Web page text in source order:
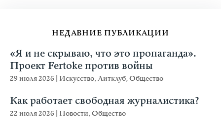
НЕДАВНИЕ ПУБЛИКАЦИИ
«Я и не скрываю, что это пропаганда».
Проект Fertoke против войны
29 июля 2026 Искусство,Литклуб,Общество
Как работает свободная журналистика?
22 июля 2026 Новости,Общество